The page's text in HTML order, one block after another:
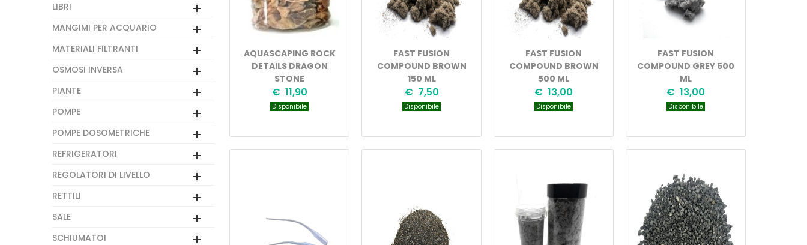
AQUASCAPING ROCK
DETAILS DRAGON
STONE
€ 11,90
Disponibile
FAST FUSION
COMPOUND BROWN
150 ML
€ 7,50
Disponibile
FAST FUSION
COMPOUND BROWN
500 ML
€ 13,00
Disponibile
FAST FUSION
COMPOUND GREY 500
ML
€ 13,00
Disponibile
LIBRI
MANGIMI PER ACQUARIO
MATERIALI FILTRANTI
OSMOSI INVERSA
PIANTE
POMPE
POMPE DOSOMETRICHE
REFRIGERATORI
REGOLATORI DI LIVELLO
RETTILI
SALE
SCHIUMATOI